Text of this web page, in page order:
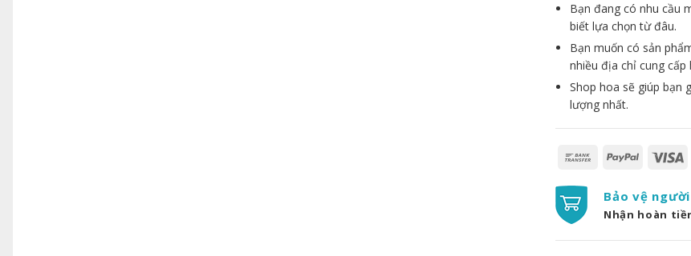
Bạn đang có nhu cầu
biết lựa chọn từ đâu.
Bạn muốn có sản
nhiều địa chỉ cung cấp
Shop hoa sẽ giúp bạn
lượng nhất.
Bảo vệ
Nhận hoàn